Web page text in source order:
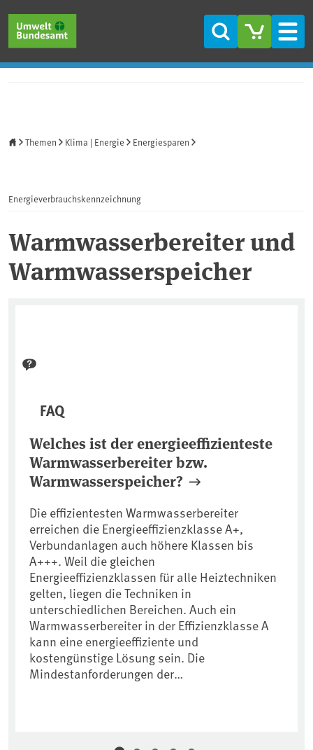
Suche
Themen Klima | Energie Energiesparen
Energieverbrauchskennzeichnung
Warmwasserbereiter und
Warmwasserspeicher
FAQ
Welches ist der energieeffizienteste
Warmwasserbereiter bzw.
Warmwasserspeicher?
Die effizientesten Warmwasserbereiter
erreichen die Energieeffizienzklasse A+,
Verbundanlagen auch höhere Klassen bis
A+++. Weil die gleichen
Energieeffizienzklassen für alle Heiztechniken
gelten, liegen die Techniken in
unterschiedlichen Bereichen. Auch ein
Warmwasserbereiter in der Effizienzklasse A
kann eine energieeffiziente und
kostengünstige Lösung sein. Die
Mindestanforderungen der…